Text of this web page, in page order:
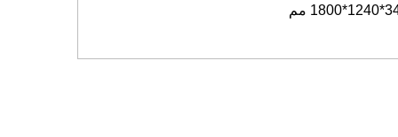
مم